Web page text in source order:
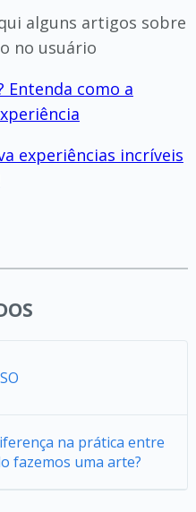
alguns artigos sobre
no usuário
Entenda como a
experiências incríveis
na prática entre
fazemos uma arte?